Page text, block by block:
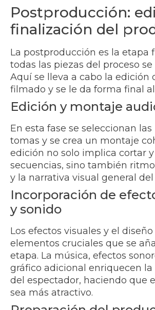
Postproducción:
finalización del
La postproducción es la etapa
todas las piezas del proceso
Aquí se lleva a cabo la edición
filmado y se le da forma final
Edición y montaje
En esta fase se seleccionan
tomas y se crea un montaje
edición no solo implica cortar
secuencias, sino también
y la narrativa visual general
Incorporación de
y sonido
Los efectos visuales y el
elementos cruciales que se
etapa. La música, efectos
gráfico adicional enriquecen la
del espectador, haciendo que
sea más atractivo.